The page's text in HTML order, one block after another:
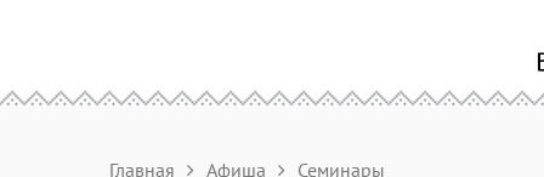
Главная Афиша Семинары